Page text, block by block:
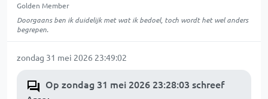
Golden Member
Doorgaans ben ik duidelijk met wat ik bedoel, toch wordt het wel anders
begrepen.
zondag 31 mei 2026 23:49:02
Op zondag 31 mei 2026 23:28:03 schreef